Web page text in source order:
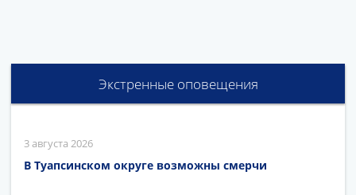
Экстренные оповещения
3 августа 2026
В Туапсинском округе возможны смерчи